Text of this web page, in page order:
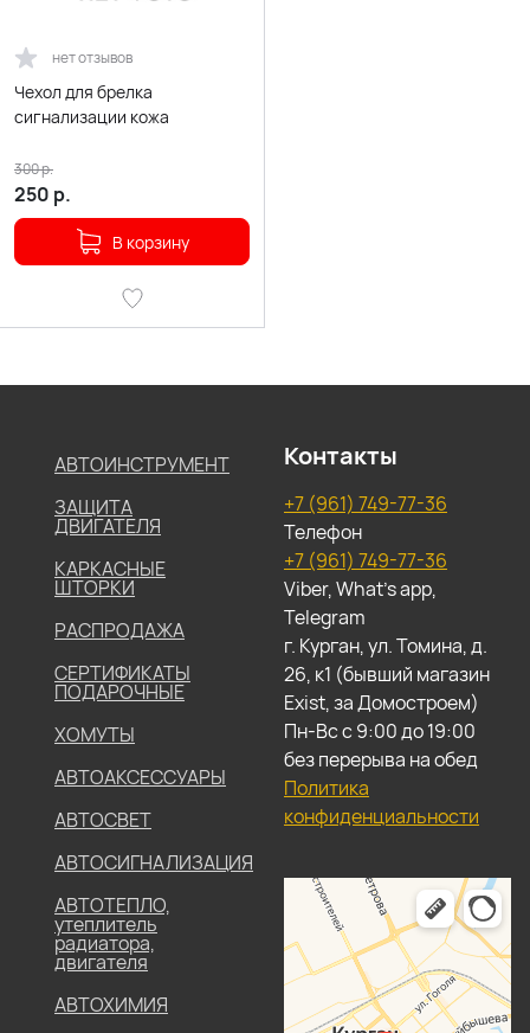
нет отзывов
Чехол для брелка
сигнализации кожа
250 р.
300р.
В корзину
АВТОИНСТРУМЕНТ
ЗАЩИТА
ДВИГАТЕЛЯ
КАРКАСНЫЕ
ШТОРКИ
РАСПРОДАЖА
СЕРТИФИКАТЫ
ПОДАРОЧНЫЕ
ХОМУТЫ
АВТОАКСЕССУАРЫ
АВТОСВЕТ
АВТОСИГНАЛИЗАЦИЯ
АВТОТЕПЛО,
утеплитель
радиатора,
двигателя
АВТОХИМИЯ
Контакты
+7 (961) 749-77-36
Телефон
+7 (961) 749-77-36
Viber, What's app,
Telegram
г. Курган, ул. Томина, д.
26, к1 (бывший магазин
Exist, за Домостроем)
Пн-Вс с 9:00 до 19:00
без перерыва на обед
Политика
конфиденциальности